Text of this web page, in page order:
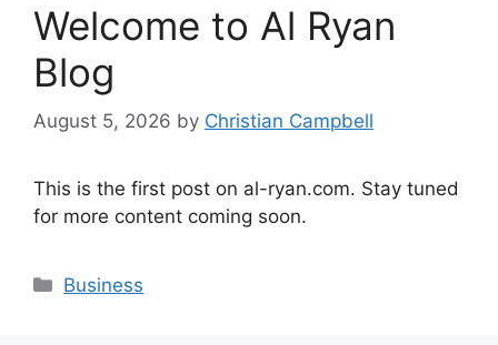
Welcome to Al Ryan
Blog
August 5, 2026 by Christian Campbell
This is the first post on al-ryan.com. Stay tuned
for more content coming soon.
Categories
Business